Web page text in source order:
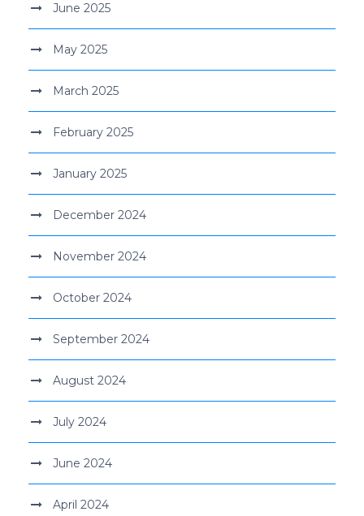
June 2025
May 2025
March 2025
February 2025
January 2025
December 2024
November 2024
October 2024
September 2024
August 2024
July 2024
June 2024
April 2024